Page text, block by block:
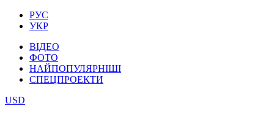
РУС
УКР
ВІДЕО
ФОТО
НАЙПОПУЛЯРНІШІ
СПЕЦПРОЕКТИ
USD